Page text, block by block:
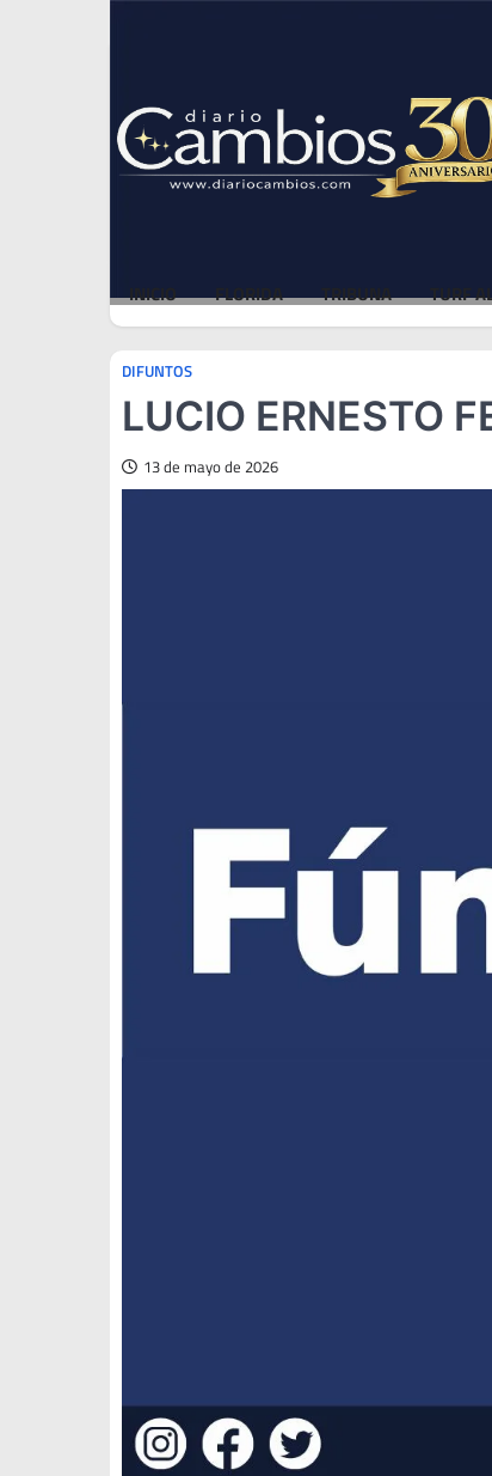
INICIO FLORIDA TRIBUNA TURF
DIFUNTOS
LUCIO ERNESTO
13 de mayo de 2026